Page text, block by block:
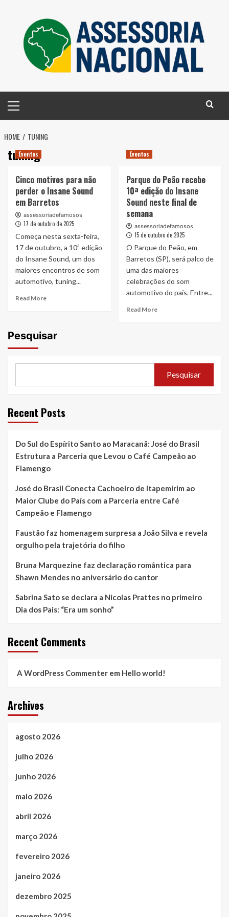
content
Menu
HOME TUNING
tuning
Eventos
Cinco motivos para não
perder o Insane Sound
em Barretos
assessoriadefamosos
17 de outubro de 2025
Começa nesta sexta-feira,
17 de outubro, a 10ª edição
do Insane Sound, um dos
maiores encontros de som
automotivo, tuning...
Read MoreRead
motivos
perder
Barretos
Eventos
Parque do Peão recebe
10ª edição do Insane
Sound neste final de
semana
assessoriadefamosos
15 de outubro de 2025
O Parque do Peão, em
Barretos (SP), será palco de
uma das maiores
celebrações do som
automotivo do país. Entre...
Read MoreRead
recebe
edição
de
semana
Pesquisar
Pesquisar
Recent Posts
Do Sul do Espírito Santo ao Maracanã: José do Brasil
Estrutura a Parceria que Levou o Café Campeão ao
Flamengo
José do Brasil Conecta Cachoeiro de Itapemirim ao
Maior Clube do País com a Parceria entre Café
Campeão e Flamengo
Faustão faz homenagem surpresa a João Silva e revela
orgulho pela trajetória do filho
Bruna Marquezine faz declaração romântica para
Shawn Mendes no aniversário do cantor
Sabrina Sato se declara a Nicolas Prattes no primeiro
Dia dos Pais: “Era um sonho”
Recent Comments
A WordPress Commenter em Hello world!
Archives
agosto 2026
julho 2026
junho 2026
maio 2026
abril 2026
março 2026
fevereiro 2026
janeiro 2026
dezembro 2025